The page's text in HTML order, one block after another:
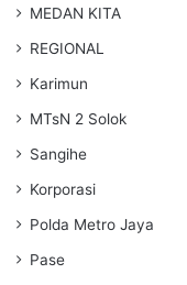
MEDAN KITA
REGIONAL
Karimun
MTsN 2 Solok
Sangihe
Korporasi
Polda Metro Jaya
Pase